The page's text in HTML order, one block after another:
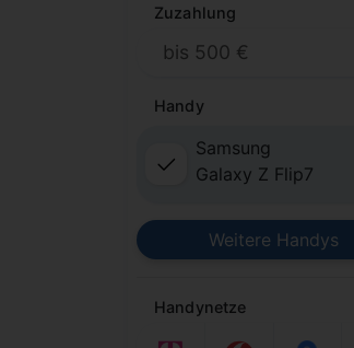
Zuzahlung
Handy
Samsung
Galaxy Z Flip7
Weitere Handys
Handynetze